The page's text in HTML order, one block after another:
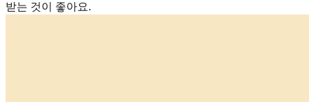
받는 것이 좋아요.